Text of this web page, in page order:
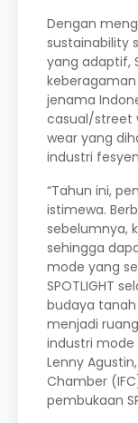
Dengan
sustainability
yang adaptif,
keberagaman
jenama
casual/street
wear yang
industri
“Tahun ini,
istimewa.
sebelumnya,
sehingga
mode yang
SPOTLIGHT
budaya tanah
menjadi
industri mode
Lenny
Chamber
pembukaan